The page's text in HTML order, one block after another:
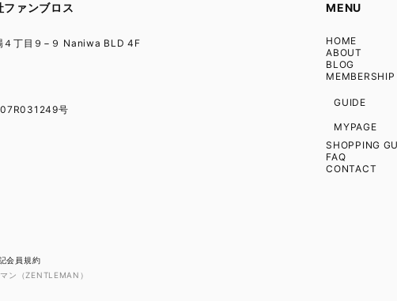
ァンブロス
丁目９−９ Naniwa BLD 4F
号
MENU
HOME
ABOUT
BLOG
MEMBERSHIP
GUIDE
MYPAGE
SHOPPING
FAQ
CONTACT
会員規約
ン（ZENTLEMAN）